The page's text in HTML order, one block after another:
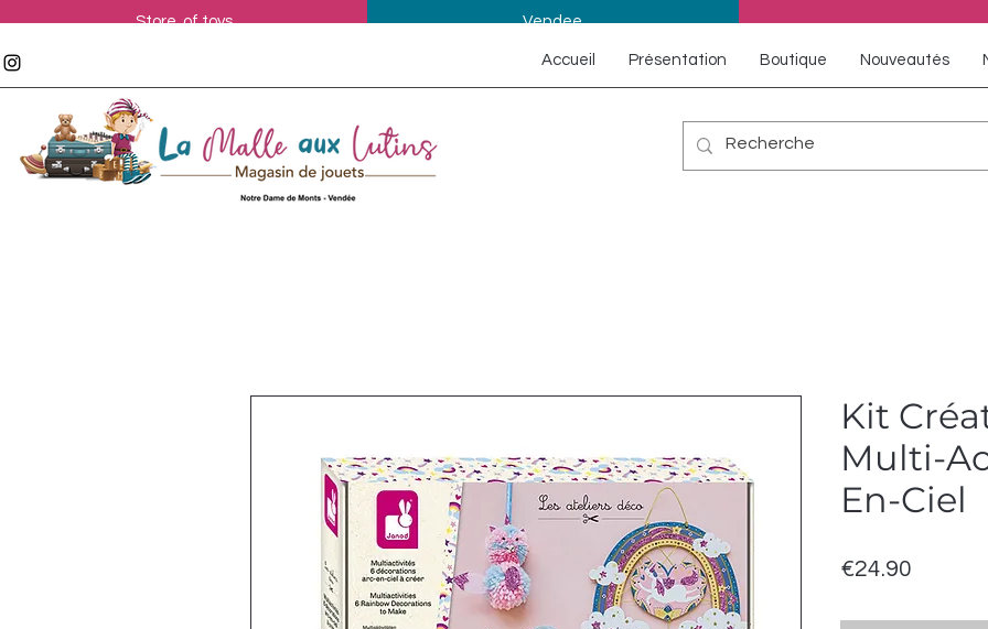
Store of toys Vendee
Accueil Présentation Boutique Nouveautés
Kit
Multi-
En-Ciel
€24.90